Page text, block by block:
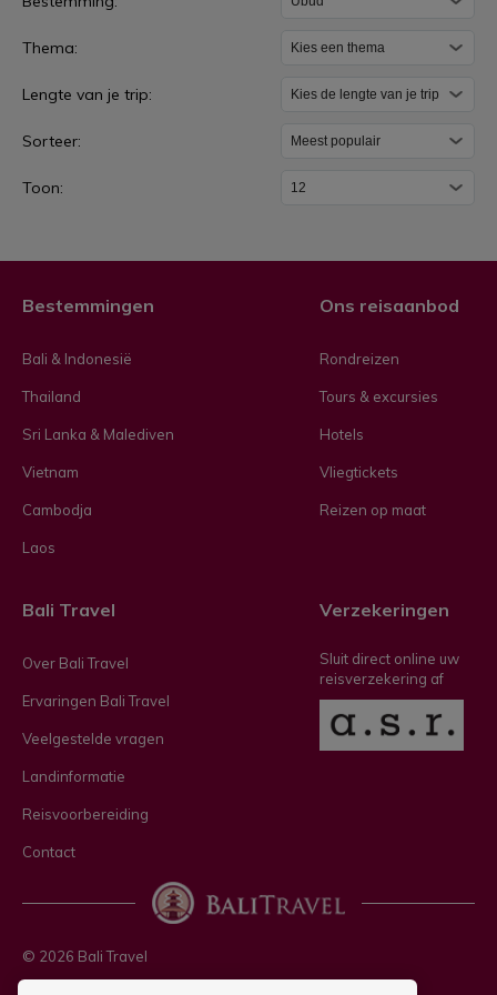
u
d
Thema:
Lengte van je trip:
Sorteer:
Toon:
Bestemmingen
Bali & Indonesië
Thailand
Sri Lanka & Malediven
Vietnam
Cambodja
Laos
Ons reisaanbod
Rondreizen
Tours & excursies
Hotels
Vliegtickets
Reizen op maat
Bali Travel
Over Bali Travel
Ervaringen Bali Travel
Veelgestelde vragen
Landinformatie
Reisvoorbereiding
Contact
Verzekeringen
Sluit direct online uw
reisverzekering af
© 2026 Bali Travel